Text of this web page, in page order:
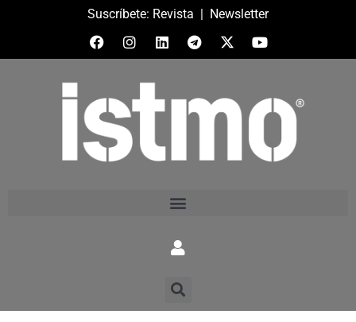
Suscríbete: Revista | Newsletter